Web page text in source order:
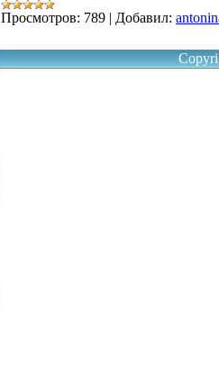
Просмотров: 789 | Добавил: